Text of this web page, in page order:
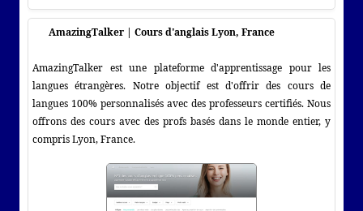
AmazingTalker | Cours d'anglais Lyon, France
AmazingTalker est une plateforme d'apprentissage pour les
langues étrangères. Notre objectif est d'offrir des cours de
langues 100% personnalisés avec des professeurs certifiés. Nous
offrons des cours avec des profs basés dans le monde entier, y
compris Lyon, France.